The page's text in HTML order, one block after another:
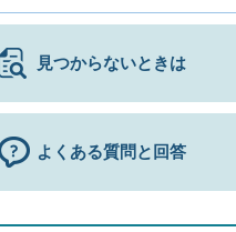
見つからないときは
よくある質問と回答